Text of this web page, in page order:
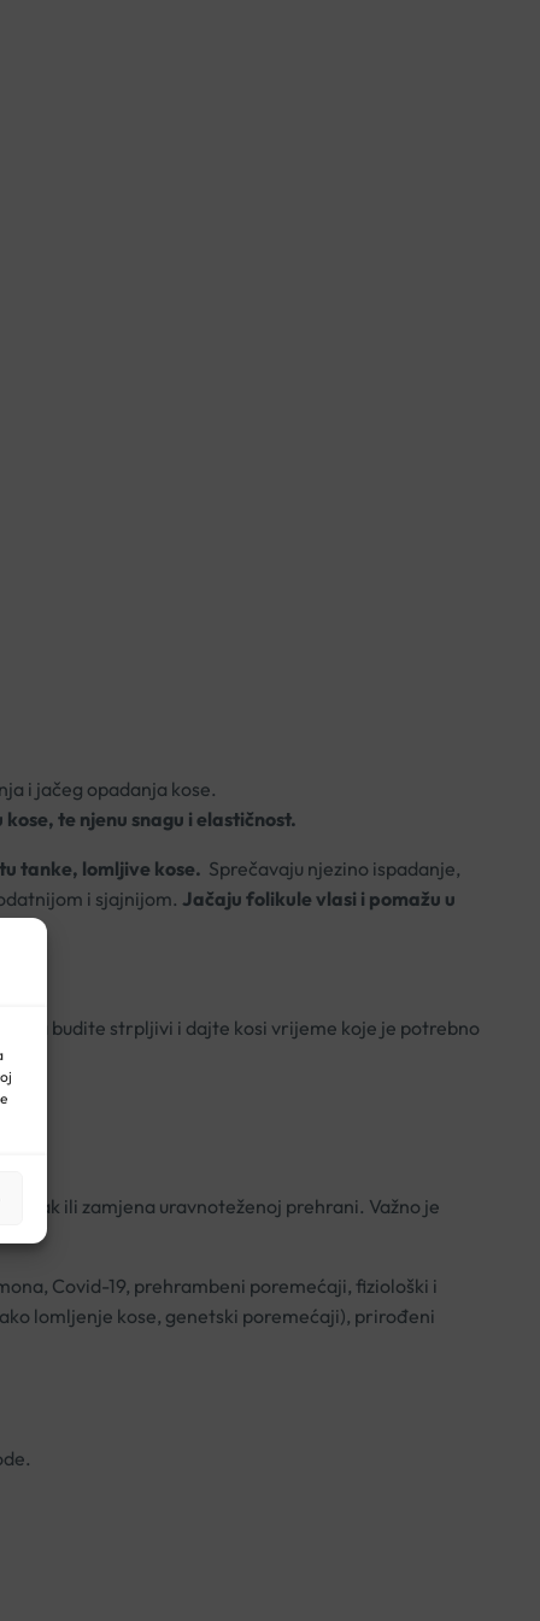
i jačeg opadanja kose.
te njenu snagu i elastičnost.
tanke, lomljive kose. Sprečavaju njezino ispadanje,
i sjajnijom. Jačaju folikule vlasi i pomažu u
budite strpljivi i dajte kosi vrijeme koje je potrebno
ili zamjena uravnoteženoj prehrani. Važno je
Covid-19, prehrambeni poremećaji, fiziološki i
lomljenje kose, genetski poremećaji), prirođeni